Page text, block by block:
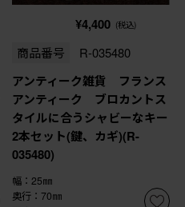
¥4,400 (税込)
商品番号 R-035480
アンティーク雑貨 フランス
アンティーク ブロカントス
タイルに合うシャビーなキー
2本セット(鍵、カギ)(R-
035480)
幅：25㎜
奥行：70㎜